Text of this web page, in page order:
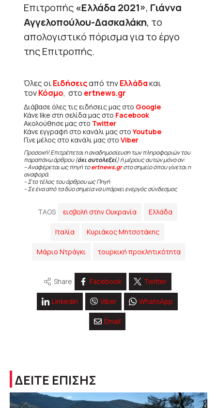
Επιτροπής«Ελλάδα 2021», Γιάννα
Αγγελοπούλου-Δασκαλάκη, το
απολογιστικό πόρισμα για το έργο
της Επιτροπής.
Όλες οιΕιδήσειςαπό τηνΕλλάδακαι
τονΚόσμο, στο ertnews.gr
Διάβασε όλες τις ειδήσεις μας στο Google
Κάνε like στη σελίδα μας στο Facebook
Ακολούθησε μας στο Twitter
Κάνε εγγραφή στο κανάλι μας στοYoutube
Γίνε μέλος στο κανάλι μας στο Viber
Προσοχή! Επιτρέπεται η αναδημοσίευση των πληροφοριών του
παραπάνω άρθρου (όχι αυτολεξεί) ή μέρους αυτών μόνο αν:
– Αναφέρεται ως πηγή τοertnews.grστο σημείο όπου γίνεται η
αναφορά.
– Στο τέλος του άρθρου ως Πηγή
– Σε ένα από τα δύο σημεία να υπάρχει ενεργός σύνδεσμος
TAGS εισβολή στην Ουκρανία Ελλάδα
Ιταλία Κυριάκος Μητσοτάκης
Μάριο Ντράγκι τουρκική προκλητικότητα
Share Facebook Twitter
Linkedin Viber WhatsApp
Email
ΔΕΙΤΕ ΕΠΙΣΗΣ